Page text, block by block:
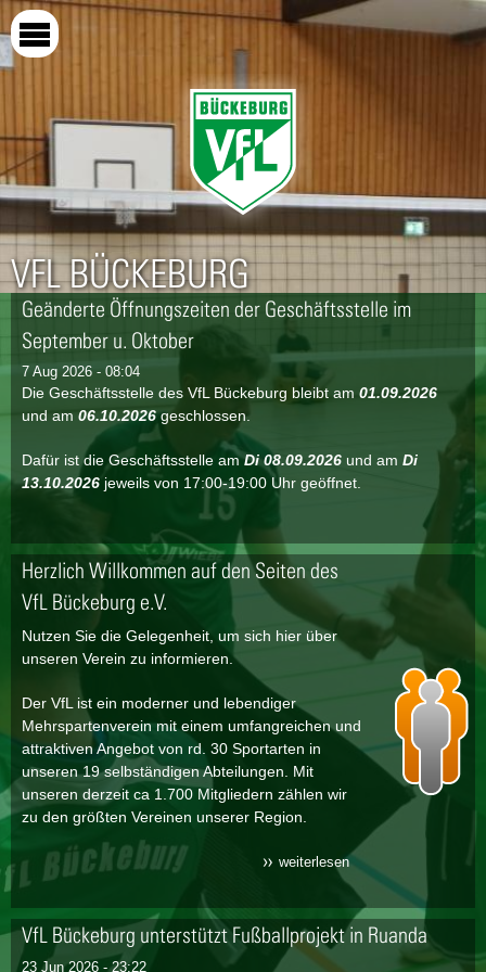
Direkt
VFL BÜCKEBURG
Geänderte Öffnungszeiten der Geschäftsstelle im
September u. Oktober
7 Aug 2026 - 08:04
Die Geschäftsstelle des VfL Bückeburg bleibt am 01.09.2026
und am 06.10.2026 geschlossen.
Dafür ist die Geschäftsstelle amDi08.09.2026 und am Di
13.10.2026 jeweils von 17:00-19:00 Uhr geöffnet.
Herzlich Willkommen auf den Seiten des
VfL Bückeburg e.V.
Nutzen Sie die Gelegenheit, um sich hier über
unseren Verein zu informieren.
Der VfL ist ein moderner und lebendiger
Mehrspartenverein mit einem umfangreichen und
attraktiven Angebot von rd. 30 Sportarten in
unseren 19 selbständigen Abteilungen. Mit
unseren derzeit ca 1.700 Mitgliedern zählen wir
zu den größten Vereinen unserer Region.
weiterlesenüber herzlich
willkommen auf den
seiten des vfl
bückeburg e.v.
VfL Bückeburg unterstützt Fußballprojekt in Ruanda
23 Jun 2026 - 23:22